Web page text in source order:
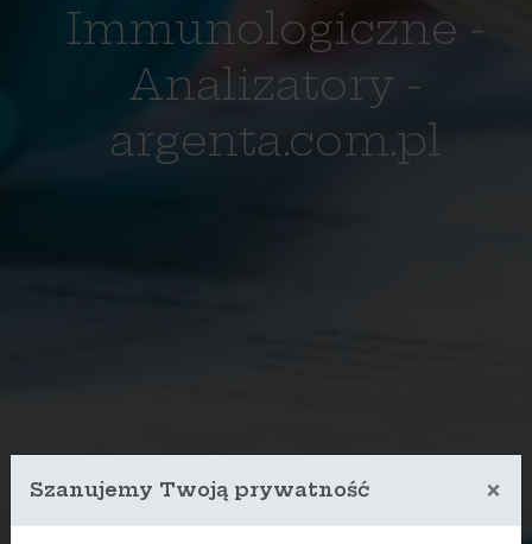
Immunologiczne -
Analizatory -
argenta.com.pl
Szanujemy Twoją prywatność ×